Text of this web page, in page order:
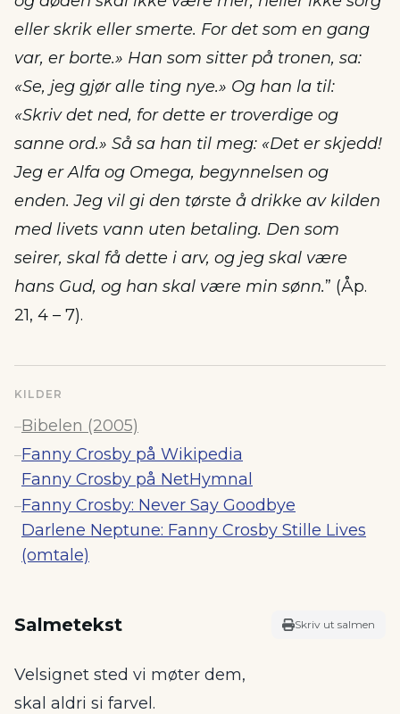
eller skrik eller smerte. For det som en gang
var, er borte.» Han som sitter på tronen, sa:
«Se, jeg gjør alle ting nye.» Og han la til:
«Skriv det ned, for dette er troverdige og
sanne ord.» Så sa han til meg: «Det er skjedd!
Jeg er Alfa og Omega, begynnelsen og
enden. Jeg vil gi den tørste å drikke av kilden
med livets vann uten betaling. Den som
seirer, skal få dette i arv, og jeg skal være
hans Gud, og han skal være min sønn.” (Åp.
21, 4 – 7).
KILDER
–Bibelen (2005)
–Fanny Crosby på Wikipedia
Fanny Crosby på NetHymnal
–Fanny Crosby: Never Say Goodbye
Darlene Neptune: Fanny Crosby Stille Lives
(omtale)
Salmetekst Skriv ut salmen
Velsignet sted vi møter dem,
skal aldri si farvel.